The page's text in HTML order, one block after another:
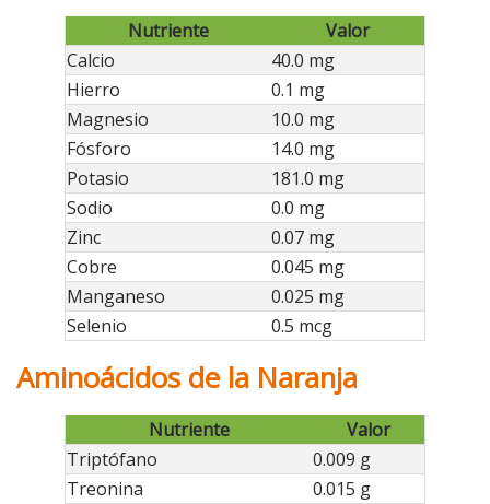
Nutriente
Valor
Calcio
40.0 mg
Hierro
0.1 mg
Magnesio
10.0 mg
Fósforo
14.0 mg
Potasio
181.0 mg
Sodio
0.0 mg
Zinc
0.07 mg
Cobre
0.045 mg
Manganeso
0.025 mg
Selenio
0.5 mcg
Aminoácidos de la Naranja
Nutriente
Valor
Triptófano
0.009 g
Treonina
0.015 g